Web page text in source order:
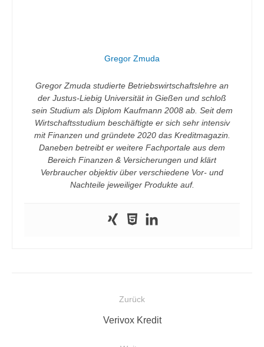
Gregor Zmuda
Gregor Zmuda studierte Betriebswirtschaftslehre an
der Justus-Liebig Universität in Gießen und schloß
sein Studium als Diplom Kaufmann 2008 ab. Seit dem
Wirtschaftsstudium beschäftigte er sich sehr intensiv
mit Finanzen und gründete 2020 das Kreditmagazin.
Daneben betreibt er weitere Fachportale aus dem
Bereich Finanzen & Versicherungen und klärt
Verbraucher objektiv über verschiedene Vor- und
Nachteile jeweiliger Produkte auf.
BeitragsnavigationZurück
Vorheriger
Verivox Kredit